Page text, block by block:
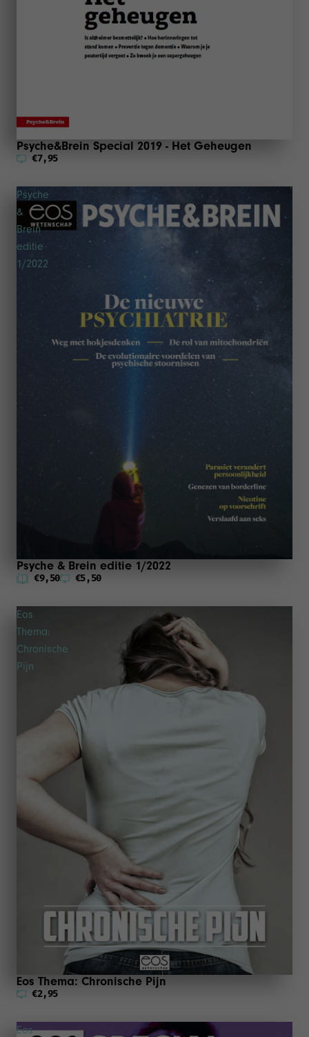
Psyche&Brein Special 2019 - Het Geheugen
€7,95
Psyche
&
Brein
editie
1/2022
Psyche & Brein editie 1/2022
€9,50 €5,50
Eos
Thema:
Chronische
Pijn
Eos Thema: Chronische Pijn
€2,95
Eos